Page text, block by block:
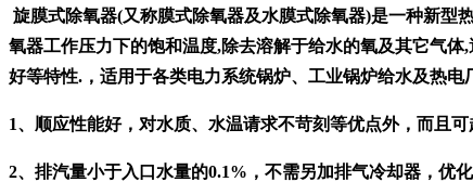
旋膜式除氧器(又称膜式除氧器及水膜式除氧器)是一种新型
氧器工作压力下的饱和温度,除去溶解于给水的氧及其它气
好等特性.，适用于各类电力系统锅炉、工业锅炉给水及热电
1、顺应性能好，对水质、水温请求不苛刻等优点外，而且
2、排汽量小于入口水量的0.1%，不需另加排气冷却器，优